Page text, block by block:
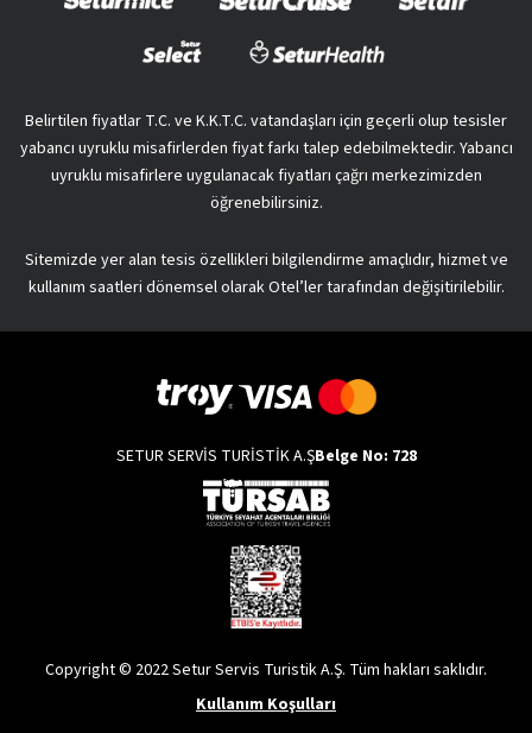
Belirtilen fiyatlar T.C. ve K.K.T.C. vatandaşları için geçerli olup tesisler
yabancı uyruklu misafirlerden fiyat farkı talep edebilmektedir. Yabancı
uyruklu misafirlere uygulanacak fiyatları çağrı merkezimizden
öğrenebilirsiniz.
Sitemizde yer alan tesis özellikleri bilgilendirme amaçlıdır, hizmet ve
kullanım saatleri dönemsel olarak Otel’ler tarafından değişitirilebilir.
SETUR SERVİS TURİSTİK A.ŞBelge No: 728
Copyright © 2022 Setur Servis Turistik A.Ş. Tüm hakları saklıdır.
Kullanım Koşulları